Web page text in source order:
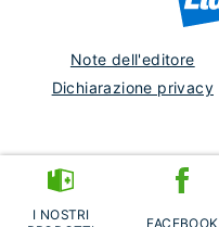
Note dell'editore
Dichiarazione privacy
EM-IT-24-0256
I NOSTRI
FACEBOOK